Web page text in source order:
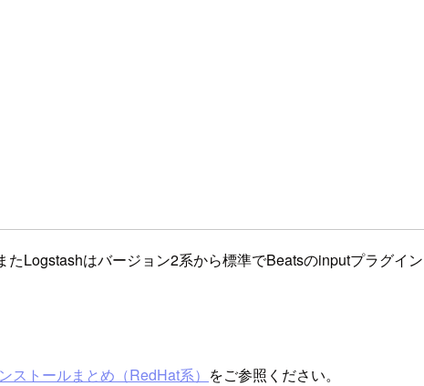
Logstashはバージョン2系から標準でBeatsのinputプラグイン
ストールまとめ（RedHat系） をご参照ください。